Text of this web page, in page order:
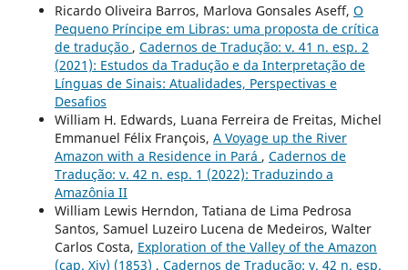
Ricardo Oliveira Barros, Marlova Gonsales Aseff, O
Pequeno Príncipe em Libras: uma proposta de crítica
de tradução , Cadernos de Tradução: v. 41 n. esp. 2
(2021): Estudos da Tradução e da Interpretação de
Línguas de Sinais: Atualidades, Perspectivas e
Desafios
William H. Edwards, Luana Ferreira de Freitas, Michel
Emmanuel Félix François, A Voyage up the River
Amazon with a Residence in Pará , Cadernos de
Tradução: v. 42 n. esp. 1 (2022): Traduzindo a
Amazônia II
William Lewis Herndon, Tatiana de Lima Pedrosa
Santos, Samuel Luzeiro Lucena de Medeiros, Walter
Carlos Costa, Exploration of the Valley of the Amazon
(cap. Xiv) (1853) , Cadernos de Tradução: v. 42 n. esp.